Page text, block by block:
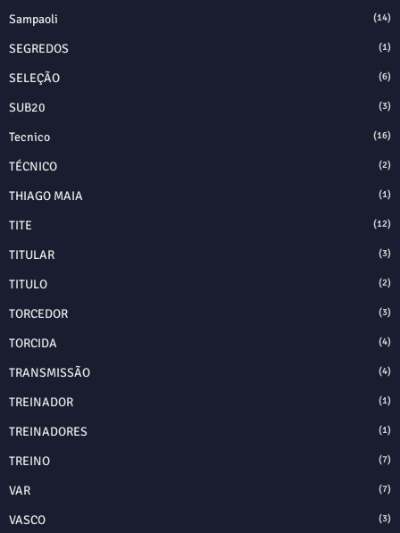
Sampaoli (14)
SEGREDOS (1)
SELEÇÃO (6)
SUB20 (3)
Tecnico (16)
TÉCNICO (2)
THIAGO MAIA (1)
TITE (12)
TITULAR (3)
TITULO (2)
TORCEDOR (3)
TORCIDA (4)
TRANSMISSÃO (4)
TREINADOR (1)
TREINADORES (1)
TREINO (7)
VAR (7)
VASCO (3)